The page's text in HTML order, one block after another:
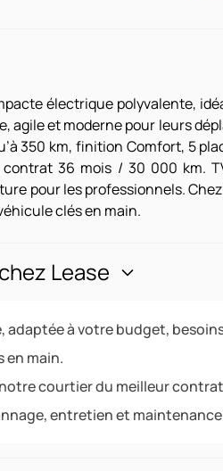
électrique polyvalente,
agile et moderne pour leurs
350 km, finition Comfort, 5
contrat 36 mois / 30 000 km.
pour les professionnels.
clés en main.
Lease
adaptée à votre budget,
en main.
courtier du meilleur
entretien et